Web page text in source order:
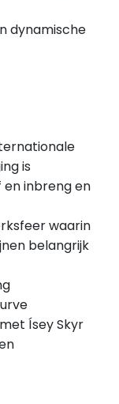
dynamische
is
inbreng en
waarin
belangrijk
Ísey Skyr